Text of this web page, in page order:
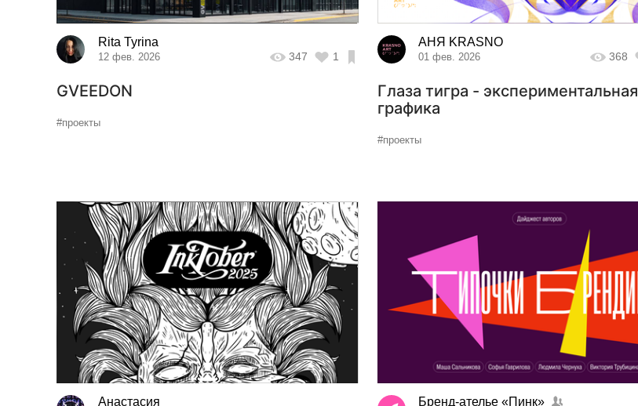
Rita Tyrina
12 фев. 2026 347 1
GVEEDON
#проекты
АНЯ KRASNO
01 фев. 2026 368
Глаза тигра - экспериментальная
графика
#проекты
Анастасия Бренд-ателье «Пинк»